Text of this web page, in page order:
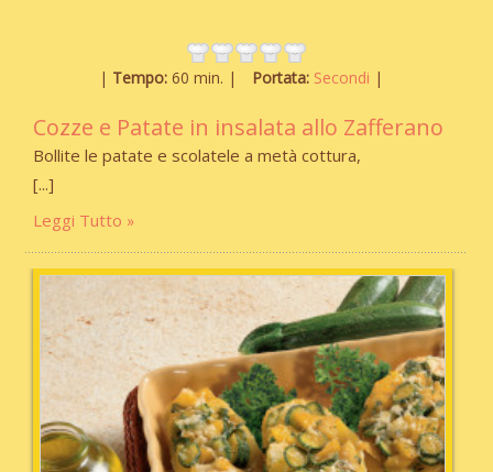
Tempo: 60 min. Portata: Secondi
Cozze e Patate in insalata allo Zafferano
Bollite le patate e scolatele a metà cottura,
Leggi Tutto